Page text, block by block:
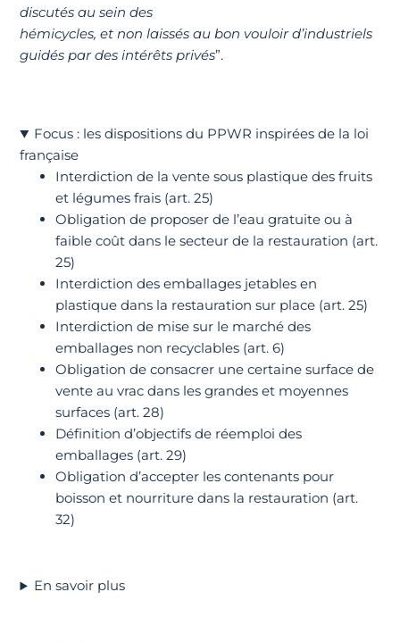
discutés au sein des
hémicycles, et non laissés au bon vouloir d’industriels
guidés par des intérêts privés”.
Focus : les dispositions du PPWR inspirées de la loi
française
Interdiction de la vente sous plastique des fruits
et légumes frais (art. 25)
Obligation de proposer de l’eau gratuite ou à
faible coût dans le secteur de la restauration (art.
25)
Interdiction des emballages jetables en
plastique dans la restauration sur place (art. 25)
Interdiction de mise sur le marché des
emballages non recyclables (art. 6)
Obligation de consacrer une certaine surface de
vente au vrac dans les grandes et moyennes
surfaces (art. 28)
Définition d’objectifs de réemploi des
emballages (art. 29)
Obligation d’accepter les contenants pour
boisson et nourriture dans la restauration (art.
32)
En savoir plus